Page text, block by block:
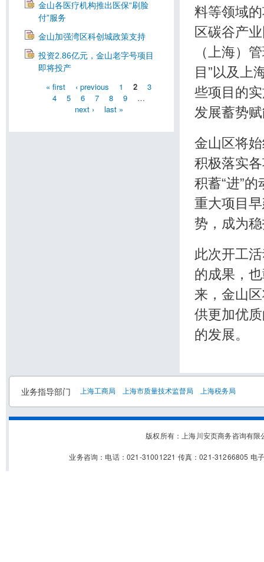
金山各医疗机构推出医保“刷脸
付”服务
金山加强湾区科创城政策支持
投资2.86亿元，金山老字号项目
即将投产
« first ‹ previous 1 2
3
4
5 6 7 8 9
…
next ›
last »
料等领域
区碳谷产
（上海）
目”以及上
些项目的
发展蓄势
金山区将
积极落实
积蓄“进”
重大项目
势，成为
此次开工
的成果，
来，金山
供更加优
的发展。
业务指导部门 上海工商局 上海市质量技术监督局 上海税务局
版权所有：上海川安页商务咨询有
业务咨询：电话：021-31001221 传真：021-31266805 电